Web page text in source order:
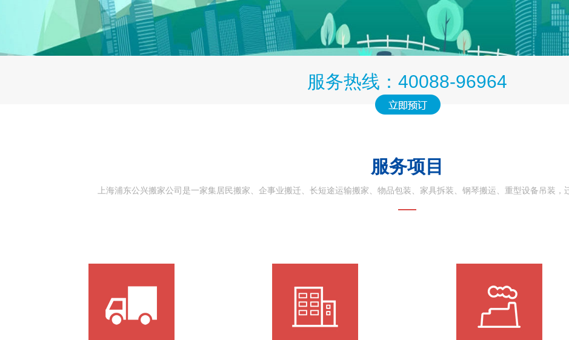
服务热线：40088-96964
服务项目
上海浦东公兴搬家公司是一家集居民搬家、企事业搬迁、长短途运输搬家、物品包装、家具拆装、钢琴搬运、重型设备吊装，